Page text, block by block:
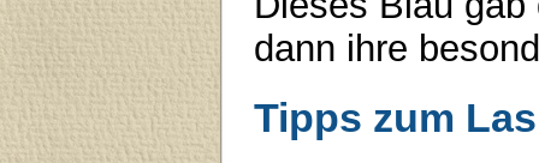
dann ihre
Tipps zum